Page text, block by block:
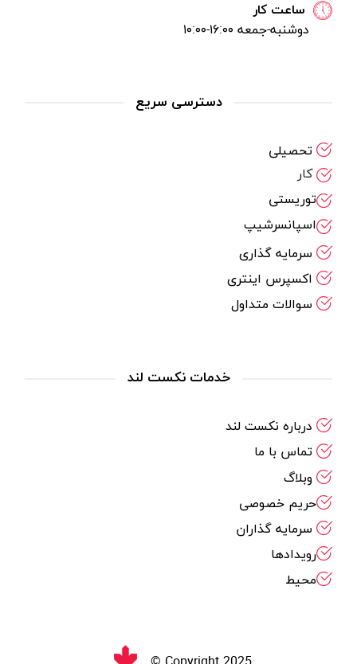
دسترسی سریع
تحصیلی
کار
توریستی
اسپانسرشیپ
سرمایه گذاری
اکسپرس اینتری
سوالات متداول
خدمات نکست لند
درباره نکست لند
تماس با ما
وبلاگ
حریم خصوصی
سرمایه گذاران
رویدادها
محیط
ساعت کار
دوشنبه-جمعه ۱۶:۰۰-۱۰:۰۰